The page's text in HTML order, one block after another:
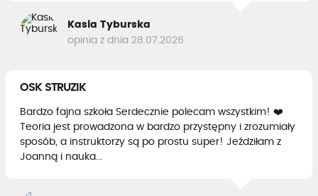
Kasia Tyburska
opinia z dnia 28.07.2026
OSK STRUZIK
Bardzo fajna szkoła Serdecznie polecam wszystkim! ❤️
Teoria jest prowadzona w bardzo przystępny i zrozumiały
sposób, a instruktorzy są po prostu super! Jeździłam z
Joanną i nauka...